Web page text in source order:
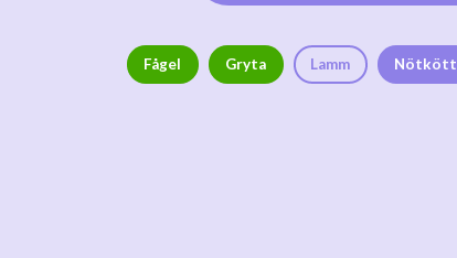
Fågel Gryta Lamm Nötkött